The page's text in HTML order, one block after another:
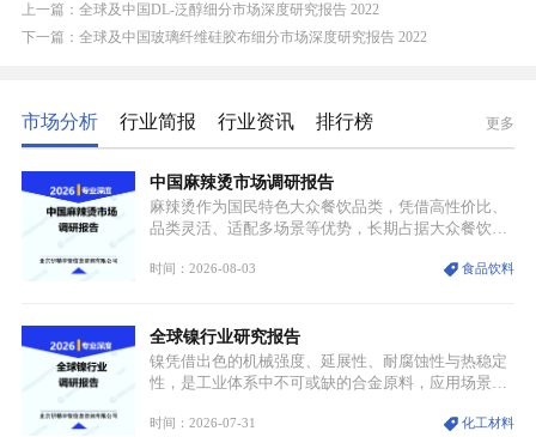
上一篇：全球及中国DL-泛醇细分市场深度研究报告 2022
下一篇：全球及中国玻璃纤维硅胶布细分市场深度研究报告 2022
市场分析 行业简报 行业资讯 排行榜 更多
中国麻辣烫市场调研报告
麻辣烫作为国民特色大众餐饮品类，凭借高性价比、
品类灵活、适配多场景等优势，长期占据大众餐饮重
型，叠加消费需求升级、线上流量变革、新零售业态
特点，在消费、创业、政策、技术多重驱动下，依旧
具备强劲的发展活力。
时间：2026-08-03 食品饮料
全球镍行业研究报告
镍凭借出色的机械强度、延展性、耐腐蚀性与热稳定
性，是工业体系中不可或缺的合金原料，应用场景横
用价值难以被替代。依托理化优势，镍被全球主要经
时间：2026-07-31 化工材料